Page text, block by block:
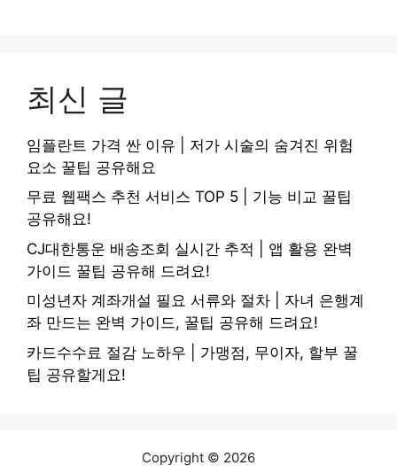
최신 글
임플란트 가격 싼 이유 | 저가 시술의 숨겨진 위험
요소 꿀팁 공유해요
무료 웹팩스 추천 서비스 TOP 5 | 기능 비교 꿀팁
공유해요!
CJ대한통운 배송조회 실시간 추적 | 앱 활용 완벽
가이드 꿀팁 공유해 드려요!
미성년자 계좌개설 필요 서류와 절차 | 자녀 은행계
좌 만드는 완벽 가이드, 꿀팁 공유해 드려요!
카드수수료 절감 노하우 | 가맹점, 무이자, 할부 꿀
팁 공유할게요!
Copyright © 2026